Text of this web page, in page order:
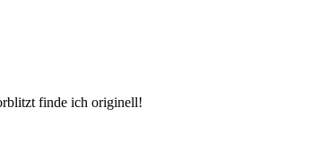
finde ich originell!